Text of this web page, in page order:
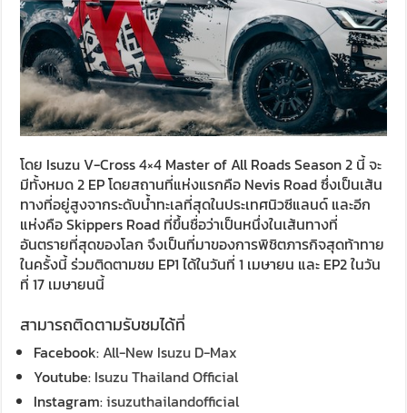
โดย Isuzu V-Cross 4×4 Master of All Roads Season 2 นี้ จะ
มีทั้งหมด 2 EP โดยสถานที่แห่งแรกคือ Nevis Road ซึ่งเป็นเส้น
ทางที่อยู่สูงจากระดับน้ำทะเลที่สุดในประเทศนิวซีแลนด์ และอีก
แห่งคือ Skippers Road ที่ขึ้นชื่อว่าเป็นหนึ่งในเส้นทางที่
อันตรายที่สุดของโลก จึงเป็นที่มาของการพิชิตภารกิจสุดท้าทาย
ในครั้งนี้ ร่วมติดตามชม EP1 ได้ในวันที่ 1 เมษายน และ EP2 ในวัน
ที่ 17 เมษายนนี้
สามารถติดตามรับชมได้ที่
Facebook: All-New Isuzu D-Max
Youtube: Isuzu Thailand Official
Instagram:isuzuthailandofficial